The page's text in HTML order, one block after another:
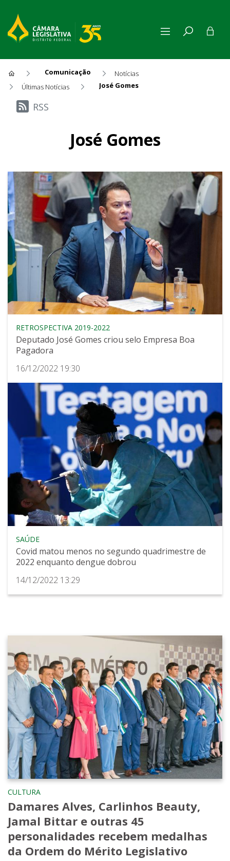
Comunicação
Notícias
Últimas Notícias
José Gomes
Últimas Notícias
RSS
José Gomes
RETROSPECTIVA 2019-2022
Deputado José Gomes criou selo Empresa Boa
Pagadora
16/12/2022 19:30
SAÚDE
Covid matou menos no segundo quadrimestre de
2022 enquanto dengue dobrou
14/12/2022 13:29
CULTURA
Damares Alves, Carlinhos Beauty,
Jamal Bittar e outras 45
personalidades recebem medalhas
da Ordem do Mérito Legislativo